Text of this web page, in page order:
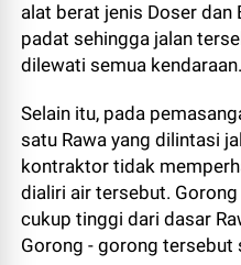
alat berat jenis Doser dan
padat sehingga jalan
dilewati semua kendaraan.
Selain itu, pada
satu Rawa yang dilintasi
kontraktor tidak
dialiri air tersebut.
cukup tinggi dari dasar
Gorong - gorong